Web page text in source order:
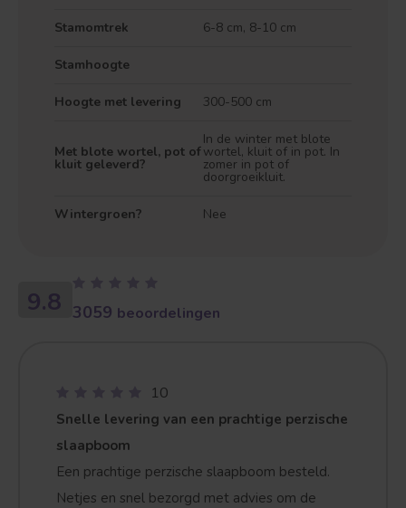
Stamomtrek 6-8 cm, 8-10 cm
Stamhoogte
Hoogte met levering 300-500 cm
Met blote wortel, pot of
kluit geleverd?
In de winter met blote
wortel, kluit of in pot. In
zomer in pot of
doorgroeikluit.
Wintergroen? Nee
9.8 3059 beoordelingen
10
Snelle levering van een prachtige perzische
slaapboom
Een prachtige perzische slaapboom besteld.
Netjes en snel bezorgd met advies om de
Treurvorm Vruchtdragend